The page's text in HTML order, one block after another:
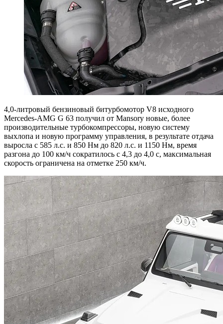
4,0-литровый бензиновый битурбомотор V8 исходного
Mercedes-AMG G 63 получил от Mansory новые, более
производительные турбокомпрессоры, новую систему
выхлопа и новую программу управления, в результате отдача
выросла с 585 л.с. и 850 Нм до 820 л.с. и 1150 Нм, время
разгона до 100 км/ч сократилось с 4,3 до 4,0 с, максимальная
скорость ограничена на отметке 250 км/ч.